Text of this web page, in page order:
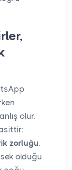
olur.
zorluğu.
olduğu